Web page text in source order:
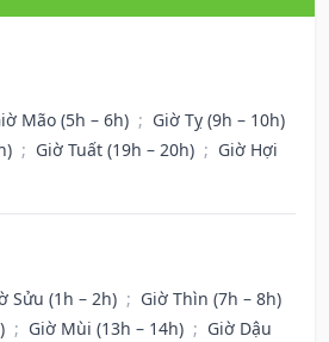
Mão (5h – 6h) ; Giờ Tỵ (9h – 10h)
; Giờ Tuất (19h – 20h) ; Giờ Hợi
Sửu (1h – 2h) ; Giờ Thìn (7h – 8h)
; Giờ Mùi (13h – 14h) ; Giờ Dậu